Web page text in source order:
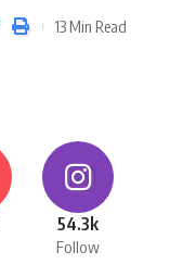
13 Min Read
54.3k
Follow